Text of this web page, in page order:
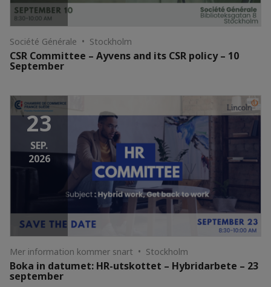
Société Générale • Stockholm
CSR Committee – Ayvens and its CSR policy – 10
September
23
SEP.
2026
Mer information kommer snart • Stockholm
Boka in datumet: HR-utskottet – Hybridarbete – 23
september